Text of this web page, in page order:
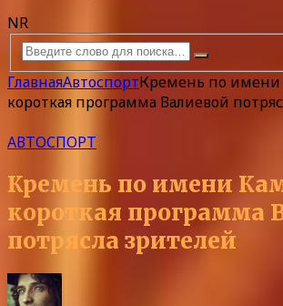
NR
ГлавнаяАвтоспортКремень по имени
короткая программа Валиевой
АВТОСПОРТ
Кремень по имени
короткая программа
потрясла зрителей